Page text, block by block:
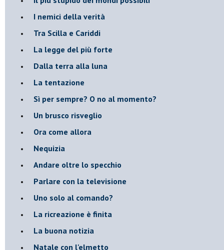
I nemici della verità
Tra Scilla e Cariddi
La legge del più forte
Dalla terra alla luna
La tentazione
​Sì per sempre? O no al momento?
Un brusco risveglio
Ora come allora
Nequizia
Andare oltre lo specchio
Parlare con la televisione
Uno solo al comando?
La ricreazione è finita
La buona notizia
Natale con l'elmetto